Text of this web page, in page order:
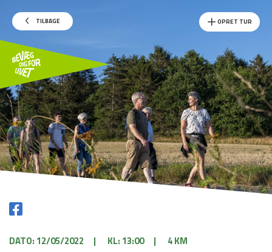
TILBAGE OPRET TUR
DATO: 12/05/2022 | KL: 13:00 | 4 KM